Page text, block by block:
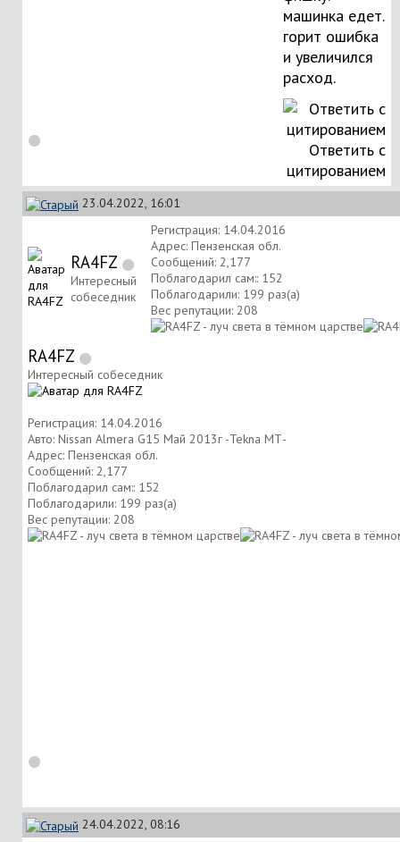
машинка едет.
горит ошибка
и увеличился
расход.
Ответить с
цитированием
23.04.2022, 16:01
RA4FZ
Интересный
собеседник
Регистрация: 14.04.2016
Адрес: Пензенская обл.
Сообщений: 2,177
Поблагодарил сам:: 152
Поблагодарили: 199 раз(а)
Вес репутации: 208
RA4FZ
Интересный собеседник
Регистрация: 14.04.2016
Авто: Nissan Almera G15 Май 2013г -Tekna МТ-
Адрес: Пензенская обл.
Сообщений: 2,177
Поблагодарил сам:: 152
Поблагодарили: 199 раз(а)
Вес репутации: 208
24.04.2022, 08:16